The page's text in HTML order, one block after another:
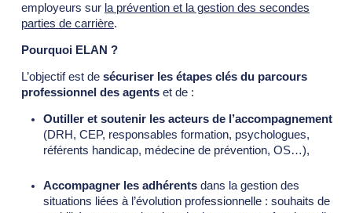
employeurs sur la prévention et la gestion des secondes
parties de carrière.
Pourquoi ELAN ?
L’objectif est de sécuriser les étapes clés du parcours
professionnel des agents et de :
Outiller et soutenir les acteurs de l’accompagnement
(DRH, CEP, responsables formation, psychologues,
référents handicap, médecine de prévention, OS…),
Accompagner les adhérents dans la gestion des
situations liées à l’évolution professionnelle : souhaits de